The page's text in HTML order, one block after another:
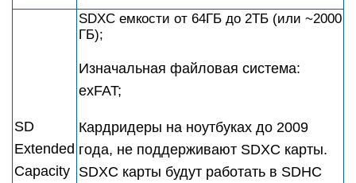
SD
Extended
Capacity
SDXC емкости от 64ГБ дo 2TБ (или ~2000
ГБ);
Изначальная файловая система:
exFAT;
Кардридеры на ноутбуках до 2009
года, не поддерживают SDXC карты.
SDXC карты будут работать в SDHC